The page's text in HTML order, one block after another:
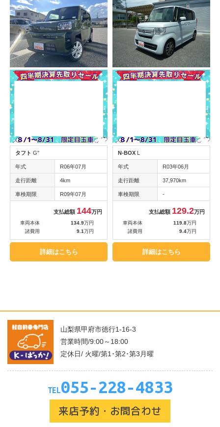
タフト G''
年式 R06年07月
走行距離 4km
車検期限 R09年07月
支払総額 144万円
車両本体 134.9万円
諸費用
9.1万円
詳細はこちら
N-BOX L
年式 R03年06月
走行距離 37,970km
車検期限 -
支払総額 129.2万円
車両本体 119.8万円
諸費用
9.4万円
詳細はこちら
山梨県甲府市徳行1-16-3
営業時間/9:00～18:00
定休日/ 火曜/第1･第2･第3月曜
TEL 055-228-4833
来店予約・お問合わせ